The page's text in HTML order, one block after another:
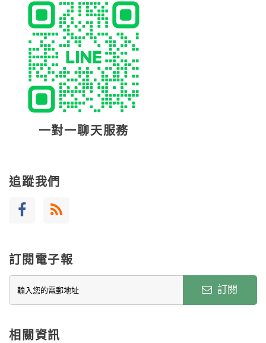
一對一聊天服務
追蹤我們
訂閱電子報
訂閱
相關資訊